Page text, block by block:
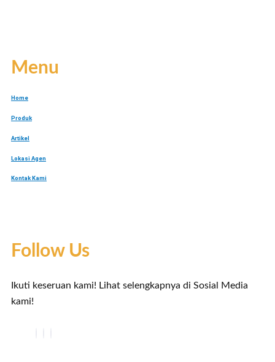
Menu
Home
Produk
Artikel
Lokasi Agen
Kontak Kami
Follow Us
Ikuti keseruan kami! Lihat selengkapnya di Sosial Media
kami!